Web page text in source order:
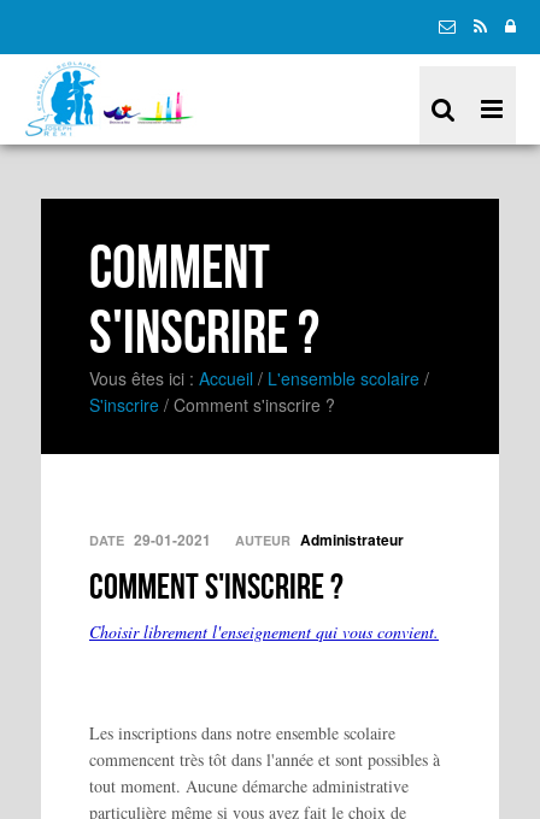
Comment
s'inscrire ?
Vous êtes ici : Accueil / L'ensemble scolaire /
S'inscrire / Comment s'inscrire ?
DATE 29-01-2021 AUTEUR Administrateur
Comment s'inscrire ?
Choisir librement l'enseignement qui vous convient.
Les inscriptions dans notre ensemble scolaire
commencent très tôt dans l'année et sont possibles à
tout moment. Aucune démarche administrative
particulière même si vous avez fait le choix de